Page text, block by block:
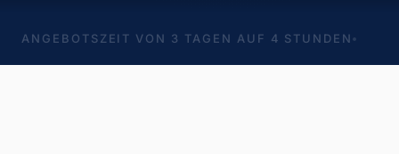
ANGEBOTSZEIT VON 3 TAGEN AUF 4 STUNDEN